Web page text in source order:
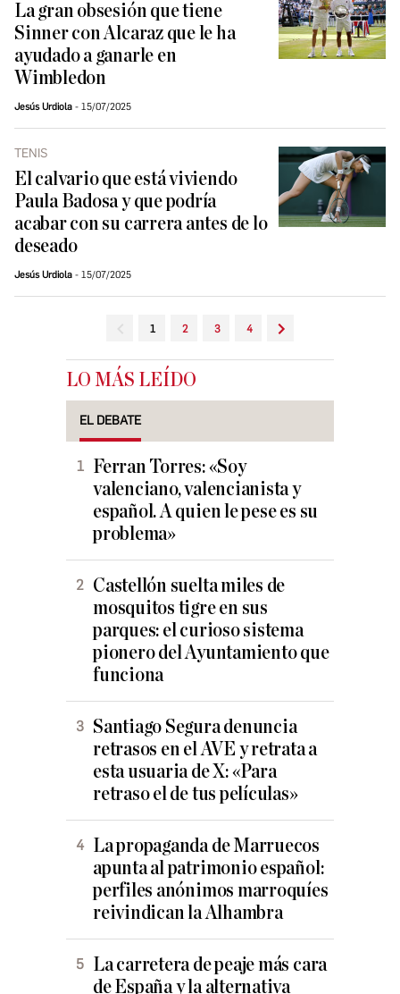
La gran obsesión que tiene
Sinner con Alcaraz que le ha
ayudado a ganarle en
Wimbledon
Jesús Urdiola 15/07/2025
TENIS
El calvario que está viviendo
Paula Badosa y que podría
acabar con su carrera antes de lo
deseado
Jesús Urdiola 15/07/2025
1 2 3 4
LO MÁS LEÍDO
EL DEBATE
Ferran Torres: «Soy
valenciano, valencianista y
español. A quien le pese es su
problema»
Castellón suelta miles de
mosquitos tigre en sus
parques: el curioso sistema
pionero del Ayuntamiento que
funciona
Santiago Segura denuncia
retrasos en el AVE y retrata a
esta usuaria de X: «Para
retraso el de tus películas»
La propaganda de Marruecos
apunta al patrimonio español:
perfiles anónimos marroquíes
reivindican la Alhambra
La carretera de peaje más cara
de España y la alternativa